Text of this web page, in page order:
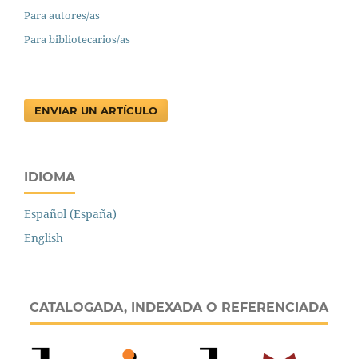
Para autores/as
Para bibliotecarios/as
ENVIAR UN ARTÍCULO
IDIOMA
Español (España)
English
CATALOGADA, INDEXADA O REFERENCIADA